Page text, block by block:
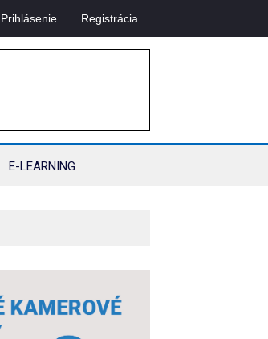
Prihlásenie Registrácia
E-LEARNING